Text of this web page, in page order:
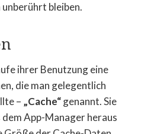
bleiben.
ihrer Benutzung eine
die man gelegentlich
– „Cache“genannt. Sie
App-Manager heraus